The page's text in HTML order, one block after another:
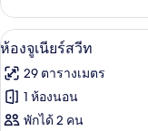
เกี่ยว
กับ
Deluxe
City
View
เปิด
ภาพถ่าย
ทั้งหมด
ของ
4
ห้องจูเนียร์สวีท
29 ตารางเมตร
1 ห้องนอน
พักได้ 2 คน